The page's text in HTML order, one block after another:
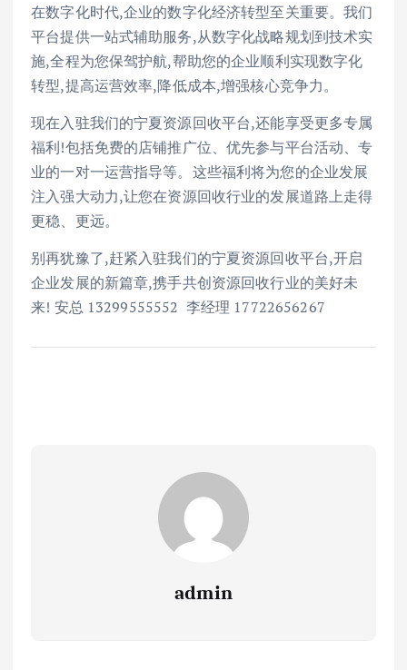
在数字化时代,企业的数字化经济转型至关重要。我们
平台提供一站式辅助服务,从数字化战略规划到技术实
施,全程为您保驾护航,帮助您的企业顺利实现数字化
转型,提高运营效率,降低成本,增强核心竞争力。
现在入驻我们的宁夏资源回收平台,还能享受更多专属
福利!包括免费的店铺推广位、优先参与平台活动、专
业的一对一运营指导等。这些福利将为您的企业发展
注入强大动力,让您在资源回收行业的发展道路上走得
更稳、更远。
别再犹豫了,赶紧入驻我们的宁夏资源回收平台,开启
企业发展的新篇章,携手共创资源回收行业的美好未
来! 安总 13299555552 李经理 17722656267
admin